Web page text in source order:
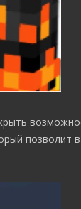
позволит